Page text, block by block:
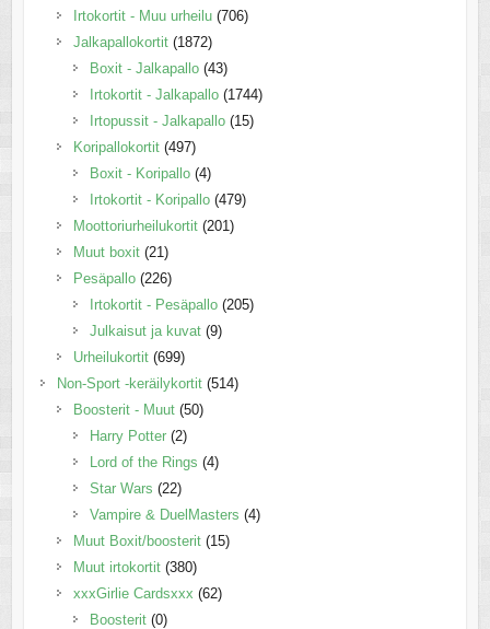
Irtokortit - Muu urheilu (706)
Jalkapallokortit (1872)
Boxit - Jalkapallo (43)
Irtokortit - Jalkapallo (1744)
Irtopussit - Jalkapallo (15)
Koripallokortit (497)
Boxit - Koripallo (4)
Irtokortit - Koripallo (479)
Moottoriurheilukortit (201)
Muut boxit (21)
Pesäpallo (226)
Irtokortit - Pesäpallo (205)
Julkaisut ja kuvat (9)
Urheilukortit (699)
Non-Sport -keräilykortit (514)
Boosterit - Muut (50)
Harry Potter (2)
Lord of the Rings (4)
Star Wars (22)
Vampire & DuelMasters (4)
Muut Boxit/boosterit (15)
Muut irtokortit (380)
xxxGirlie Cardsxxx (62)
Boosterit (0)